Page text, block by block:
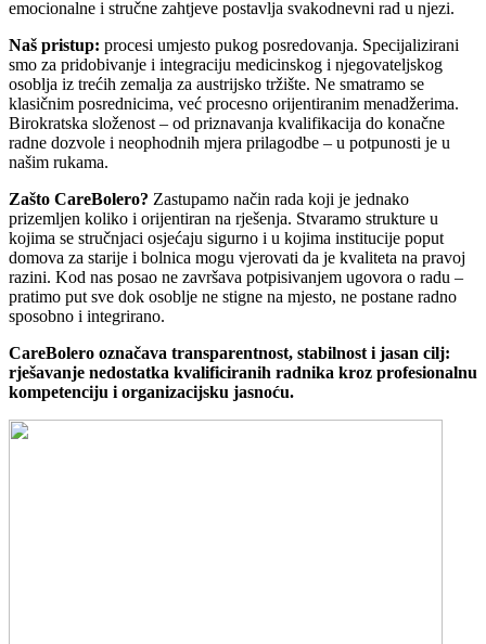
emocionalne i stručne zahtjeve postavlja svakodnevni rad u njezi.
Naš pristup: procesi umjesto pukog posredovanja. Specijalizirani
smo za pridobivanje i integraciju medicinskog i njegovateljskog
osoblja iz trećih zemalja za austrijsko tržište. Ne smatramo se
klasičnim posrednicima, već procesno orijentiranim menadžerima.
Birokratska složenost – od priznavanja kvalifikacija do konačne
radne dozvole i neophodnih mjera prilagodbe – u potpunosti je u
našim rukama.
Zašto CareBolero? Zastupamo način rada koji je jednako
prizemljen koliko i orijentiran na rješenja. Stvaramo strukture u
kojima se stručnjaci osjećaju sigurno i u kojima institucije poput
domova za starije i bolnica mogu vjerovati da je kvaliteta na pravoj
razini. Kod nas posao ne završava potpisivanjem ugovora o radu –
pratimo put sve dok osoblje ne stigne na mjesto, ne postane radno
sposobno i integrirano.
CareBolero označava transparentnost, stabilnost i jasan cilj:
rješavanje nedostatka kvalificiranih radnika kroz profesionalnu
kompetenciju i organizacijsku jasnoću.